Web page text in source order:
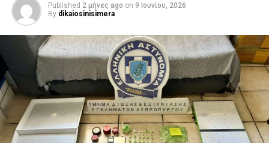
Published 2 μήνες ago on 9 Ιουνίου, 2026
By dikaiosinisimera